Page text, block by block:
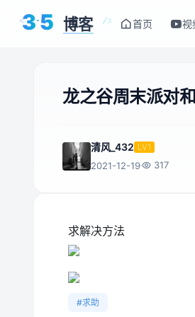
< />
35 博客 首页 视
龙之谷周末派对
清风_432 LV1
2021-12-19 317
求解决方法
#求助